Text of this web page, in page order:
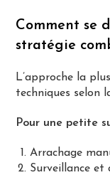
Comment se
stratégie
L’approche la
techniques selon
Pour une petite
Arrachage
Surveillance et